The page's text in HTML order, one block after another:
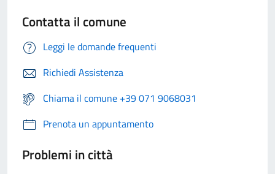
Contatta il comune
Leggi le domande frequenti
Richiedi Assistenza
Chiama il comune +39 071 9068031
Prenota un appuntamento
Problemi in città